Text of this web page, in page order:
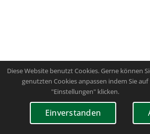
Diese Website benutzt Cookies. Gerne können
genutzten Cookies anpassen indem Sie auf
"Einstellungen" klicken.
Einverstanden